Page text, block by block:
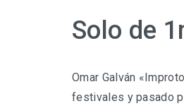
Solo de
Omar Galván
festivales y pasado